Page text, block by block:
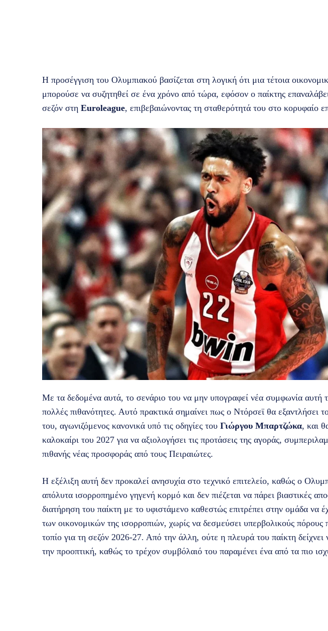
Η προσέγγιση του Ολυμπιακού βασίζεται στη λογική ότι μια τέτοια
μπορούσε να συζητηθεί σε ένα χρόνο από τώρα, εφόσον ο παίκτης
σεζόν στη Euroleague, επιβεβαιώνοντας τη σταθερότητά του στο κορυφαίο
Με τα δεδομένα αυτά, το σενάριο του να μην υπογραφεί νέα συμφωνία αυτή
πολλές πιθανότητες. Αυτό πρακτικά σημαίνει πως ο Ντόρσεϊ θα εξαντλήσει
του, αγωνιζόμενος κανονικά υπό τις οδηγίες του Γιώργου Μπαρτζώκα, και
καλοκαίρι του 2027 για να αξιολογήσει τις προτάσεις της αγοράς,
πιθανής νέας προσφοράς από τους Πειραιώτες.
Η εξέλιξη αυτή δεν προκαλεί ανησυχία στο τεχνικό επιτελείο, καθώς ο
απόλυτα ισορροπημένο γηγενή κορμό και δεν πιέζεται να πάρει βιαστικές
διατήρηση του παίκτη με το υφιστάμενο καθεστώς επιτρέπει στην ομάδα να
των οικονομικών της ισορροπιών, χωρίς να δεσμεύσει υπερβολικούς πόρους
τοπίο για τη σεζόν 2026-27. Από την άλλη, ούτε η πλευρά του παίκτη δείχνει
την προοπτική, καθώς το τρέχον συμβόλαιό του παραμένει ένα από τα πιο